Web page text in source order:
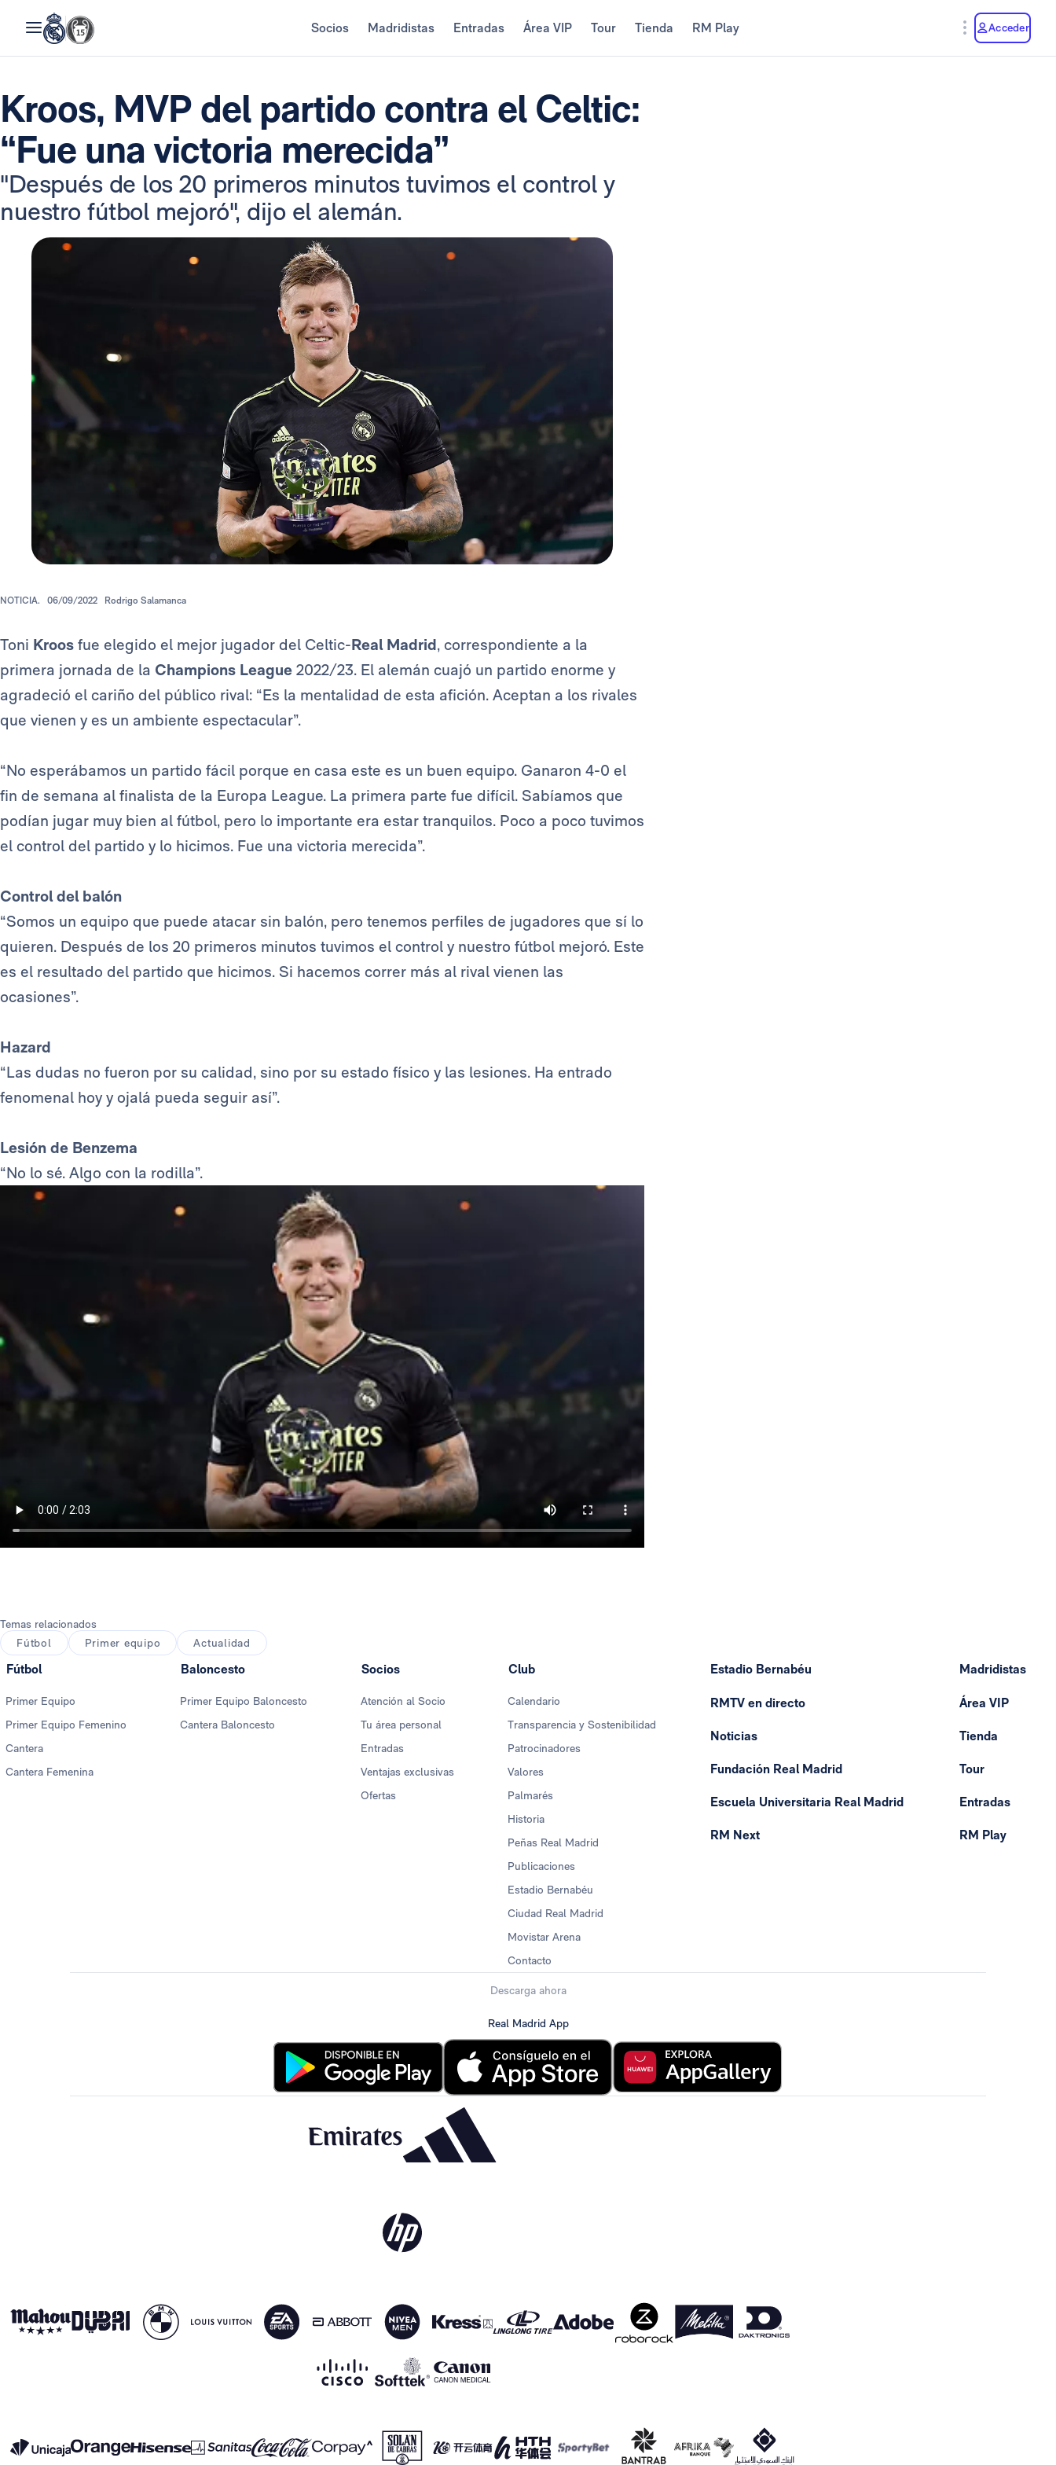
Socios Madridistas Entradas Área VIP Tour Tienda RM Play Acceder
Kroos, MVP del partido contra el Celtic:
“Fue una victoria merecida”
"Después de los 20 primeros minutos tuvimos el control y
nuestro fútbol mejoró", dijo el alemán.
NOTICIA. 06/09/2022 Rodrigo Salamanca
Toni Kroos fue elegido el mejor jugador del Celtic-Real Madrid, correspondiente a la
primera jornada de la Champions League 2022/23. El alemán cuajó un partido enorme y
agradeció el cariño del público rival: “Es la mentalidad de esta afición. Aceptan a los rivales
que vienen y es un ambiente espectacular”.
“No esperábamos un partido fácil porque en casa este es un buen equipo. Ganaron 4-0 el
fin de semana al finalista de la Europa League. La primera parte fue difícil. Sabíamos que
podían jugar muy bien al fútbol, pero lo importante era estar tranquilos. Poco a poco tuvimos
el control del partido y lo hicimos. Fue una victoria merecida”.
Control del balón
“Somos un equipo que puede atacar sin balón, pero tenemos perfiles de jugadores que sí lo
quieren. Después de los 20 primeros minutos tuvimos el control y nuestro fútbol mejoró. Este
es el resultado del partido que hicimos. Si hacemos correr más al rival vienen las
ocasiones”.
Hazard
“Las dudas no fueron por su calidad, sino por su estado físico y las lesiones. Ha entrado
fenomenal hoy y ojalá pueda seguir así”.
Lesión de Benzema
“No lo sé. Algo con la rodilla”.
Temas relacionados
Fútbol
Primer equipo Actualidad
Fútbol
Primer Equipo
Primer Equipo Femenino
Cantera
Cantera Femenina
Baloncesto
Primer Equipo Baloncesto
Cantera Baloncesto
Socios
Atención al Socio
Tu área personal
Entradas
Ventajas exclusivas
Ofertas
Club
Calendario
Transparencia y Sostenibilidad
Patrocinadores
Valores
Palmarés
Historia
Peñas Real Madrid
Publicaciones
Estadio Bernabéu
Ciudad Real Madrid
Movistar Arena
Contacto
Estadio Bernabéu
RMTV en directo
Noticias
Fundación Real Madrid
Escuela Universitaria Real Madrid
RM Next
Madridistas
Área VIP
Tienda
Tour
Entradas
RM Play
Descarga ahora
Real Madrid App